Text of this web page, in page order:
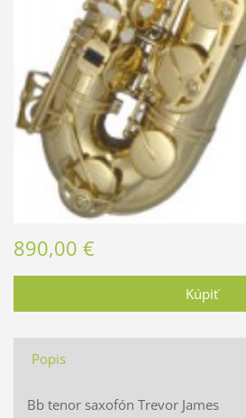
890,00 €
Popis
Bb tenor saxofón Trevor James